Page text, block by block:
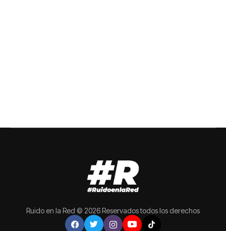
Ruido en la Red © 2026 Reservados todos los derechos